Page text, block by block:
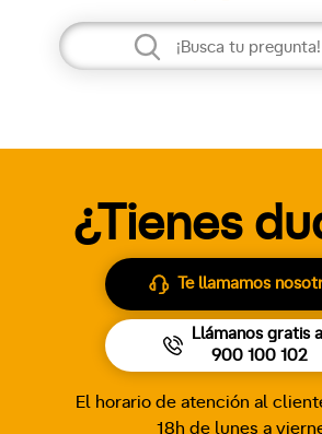
¿Tienes
Te llamamos
Llámanos gratis
900 100 102
El horario de atención al
18h de lunes a